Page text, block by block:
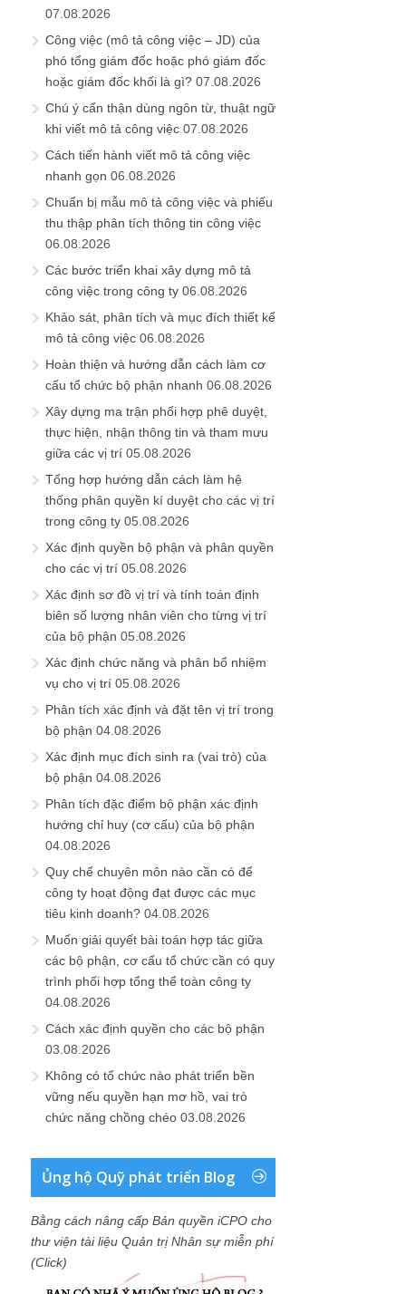
07.08.2026
Công việc (mô tả công việc – JD) của
phó tổng giám đốc hoặc phó giám đốc
hoặc giám đốc khối là gì? 07.08.2026
Chú ý cẩn thận dùng ngôn từ, thuật ngữ
khi viết mô tả công việc 07.08.2026
Cách tiến hành viết mô tả công việc
nhanh gọn 06.08.2026
Chuẩn bị mẫu mô tả công việc và phiếu
thu thập phân tích thông tin công việc
06.08.2026
Các bước triển khai xây dựng mô tả
công việc trong công ty 06.08.2026
Khảo sát, phân tích và mục đích thiết kế
mô tả công việc 06.08.2026
Hoàn thiện và hướng dẫn cách làm cơ
cấu tổ chức bộ phận nhanh 06.08.2026
Xây dựng ma trận phối hợp phê duyệt,
thực hiện, nhận thông tin và tham mưu
giữa các vị trí 05.08.2026
Tổng hợp hướng dẫn cách làm hệ
thống phân quyền kí duyệt cho các vị trí
trong công ty 05.08.2026
Xác định quyền bộ phận và phân quyền
cho các vị trí 05.08.2026
Xác định sơ đồ vị trí và tính toán định
biên số lượng nhân viên cho từng vị trí
của bộ phận 05.08.2026
Xác định chức năng và phân bổ nhiệm
vụ cho vị trí 05.08.2026
Phân tích xác định và đặt tên vị trí trong
bộ phận 04.08.2026
Xác định mục đích sinh ra (vai trò) của
bộ phận 04.08.2026
Phân tích đặc điểm bộ phận xác định
hướng chỉ huy (cơ cấu) của bộ phận
04.08.2026
Quy chế chuyên môn nào cần có để
công ty hoạt động đạt được các mục
tiêu kinh doanh? 04.08.2026
Muốn giải quyết bài toán hợp tác giữa
các bộ phận, cơ cấu tổ chức cần có quy
trình phối hợp tổng thể toàn công ty
04.08.2026
Cách xác định quyền cho các bộ phận
03.08.2026
Không có tổ chức nào phát triển bền
vững nếu quyền hạn mơ hồ, vai trò
chức năng chồng chéo 03.08.2026
Ủng hộ Quỹ phát triển Blog
Bằng cách nâng cấp Bản quyền iCPO cho
thư viện tài liệu Quản trị Nhân sự miễn phí
(Click)